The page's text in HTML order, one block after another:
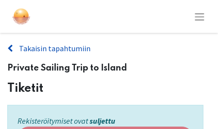
Takaisin tapahtumiin
Private Sailing Trip to Island
Tiketit
Rekisteröitymiset ovatsuljettu